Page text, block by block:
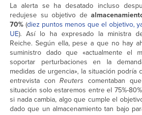
La alerta se ha desatado incluso
redujese su objetivo de
70% (diez puntos menos que el objetivo,
UE). Así lo ha expresado la ministra
Reiche. Según ella, pese a que no hay
suministro dado que «actualmente el
soportar perturbaciones en la
medidas de urgencia», la situación podría
entrevista conReuterscomentaban
situación solo estaremos entre el 75%-
si nada cambia, algo que cumple el
dado que un almacenamiento tan bajo